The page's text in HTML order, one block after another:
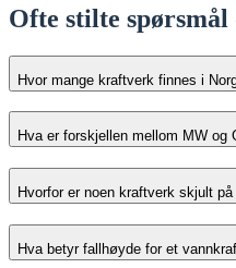
Ofte stilte
Hvor mange kraftverk finnes i
Hva er forskjellen mellom MW og
Hvorfor er noen kraftverk skjult
Hva betyr fallhøyde for et